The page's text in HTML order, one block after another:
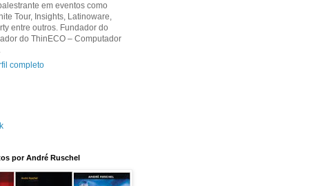
em eventos como
Tour, Insights, Latinoware,
entre outros. Fundador do
do ThinECO – Computador
completo
por André Ruschel